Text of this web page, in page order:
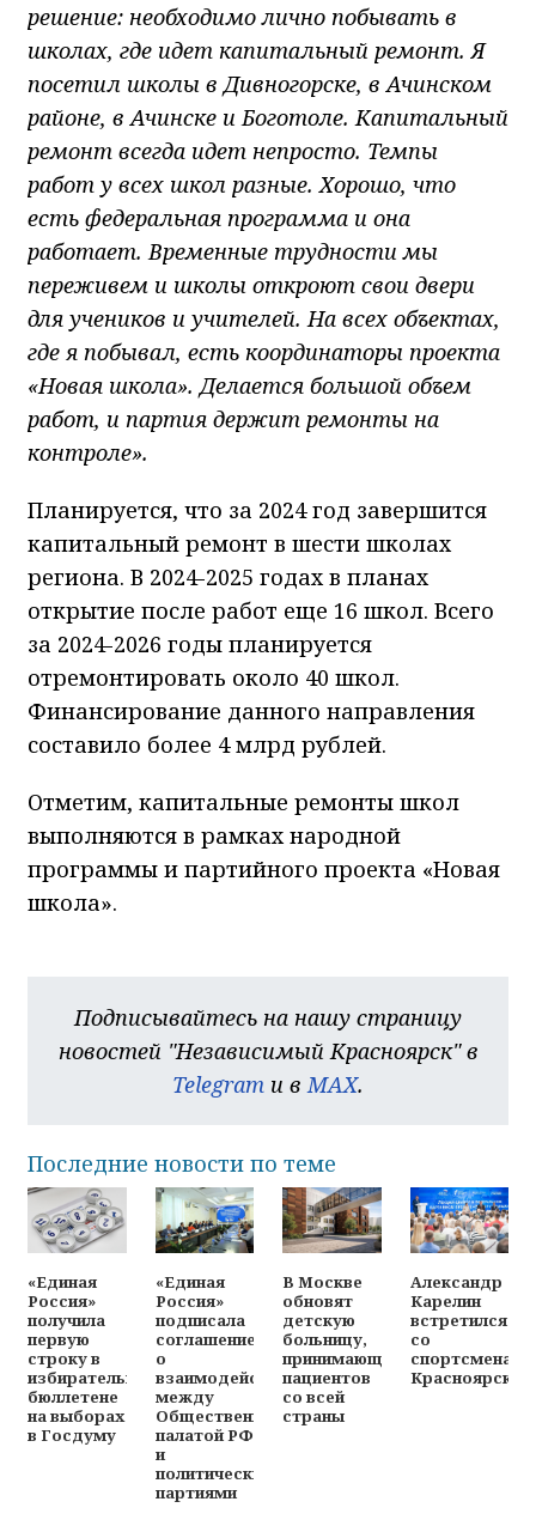
решение: необходимо лично побывать в
школах, где идет капитальный ремонт. Я
посетил школы в Дивногорске, в Ачинском
районе, в Ачинске и Боготоле. Капитальный
ремонт всегда идет непросто. Темпы
работ у всех школ разные. Хорошо, что
есть федеральная программа и она
работает. Временные трудности мы
переживем и школы откроют свои двери
для учеников и учителей. На всех объектах,
где я побывал, есть координаторы проекта
«Новая школа». Делается большой объем
работ, и партия держит ремонты на
контроле».
Планируется, что за 2024 год завершится
капитальный ремонт в шести школах
региона. В 2024-2025 годах в планах
открытие после работ еще 16 школ. Всего
за 2024-2026 годы планируется
отремонтировать около 40 школ.
Финансирование данного направления
составило более 4 млрд рублей.
Отметим, капитальные ремонты школ
выполняются в рамках народной
программы и партийного проекта «Новая
школа».
Подписывайтесь на нашу страницу
новостей "Независимый Красноярск" в
Telegram и в MAX.
Последние новости по теме
«Единая
Россия»
получила
первую
строку в
избирательном
бюллетене
на выборах
в Госдуму
«Единая
Россия»
подписала
соглашение
о
взаимодействии
между
Общественной
палатой РФ
и
политическими
партиями
В Москве
обновят
детскую
больницу,
принимающую
пациентов
со всей
страны
Александр
Карелин
встретился
со
спортсменами
Красноярска